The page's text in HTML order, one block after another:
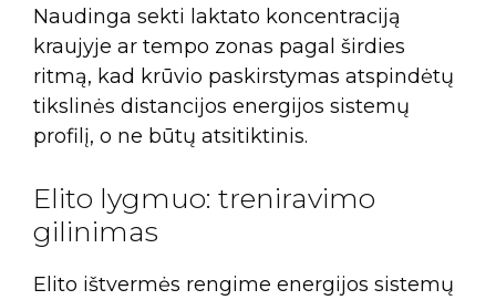
Naudinga sekti laktato koncentraciją
kraujyje ar tempo zonas pagal širdies
ritmą, kad krūvio paskirstymas atspindėtų
tikslinės distancijos energijos sistemų
profilį, o ne būtų atsitiktinis.
Elito lygmuo: treniravimo
gilinimas
Elito ištvermės rengime energijos sistemų